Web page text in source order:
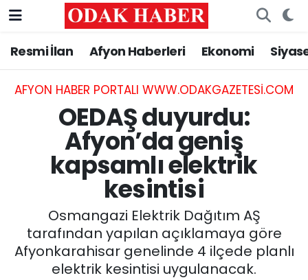
Resmi İlan Afyon Haberleri Ekonomi
AFYON HABER PORTALI WWW.ODAKGAZETESI.COM
OEDAŞ duyurdu:
Afyon’da geniş
kapsamlı elektrik
kesintisi
Osmangazi Elektrik Dağıtım AŞ
tarafından yapılan açıklamaya göre
Afyonkarahisar genelinde 4 ilçede planlı
elektrik kesintisi uygulanacak.
AFYONKARAHİSAR HABERLERİ
Resmi İlan
ASAYİŞ
GÜNCEL
EĞİTİM
MAGAZİN
Nöbetçi Eczaneler
Hava Durumu
Trafik Durumu
Süper Lig Puan Durumu ve Fikstür
Tüm Manşetler
Son Dakika Haberleri
Haber Arşivi